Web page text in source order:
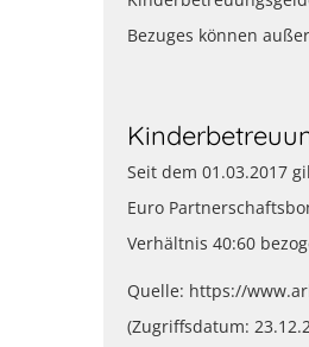
Bezuges können
Seit dem 01.03.2017
Euro
Verhältnis 40:60
Quelle: https://
(Zugriffsdatum: